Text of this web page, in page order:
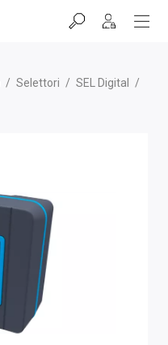
/ Selettori / SEL Digital
/